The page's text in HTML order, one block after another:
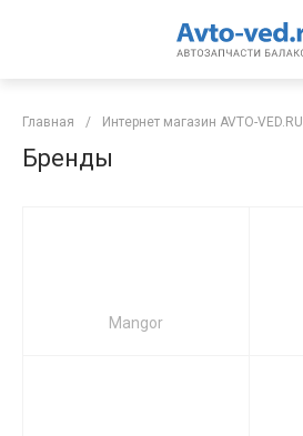
Главная / Интернет магазин AVTO-VED.RU
Бренды
Mangor